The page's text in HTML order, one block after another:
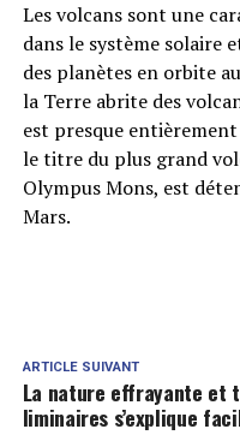
Les volcans sont une
dans le système solaire
des planètes en orbite
la Terre abrite des
est presque
le titre du plus grand
Olympus Mons, est
Mars.
ARTICLE SUIVANT
La nature effrayante et
liminaires s’explique